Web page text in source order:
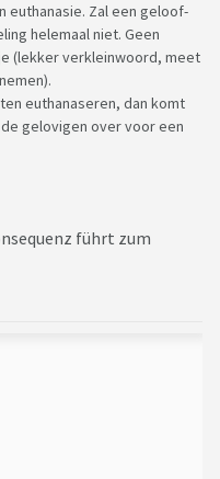
euthanasie. Zal een geloof-
helemaal niet. Geen
(lekker verkleinwoord, meet
euthanaseren, dan komt
gelovigen over voor een
führt zum